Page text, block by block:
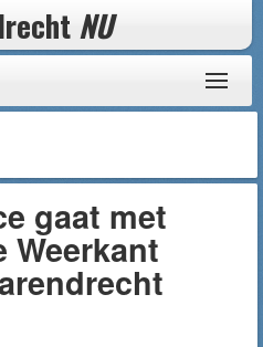
NU
gaat met
Weerkant